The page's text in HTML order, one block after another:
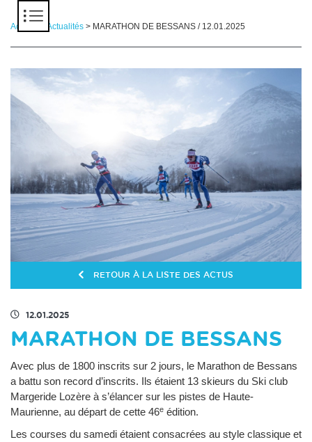
Accueil Actualités > MARATHON DE BESSANS / 12.01.2025
RETOUR À LA LISTE DES ACTUS
12.01.2025
MARATHON DE BESSANS
Avec plus de 1800 inscrits sur 2 jours, le Marathon de Bessans
a battu son record d’inscrits. Ils étaient 13 skieurs du Ski club
Margeride Lozère à s’élancer sur les pistes de Haute-
Maurienne, au départ de cette 46e édition.
Les courses du samedi étaient consacrées au style classique et